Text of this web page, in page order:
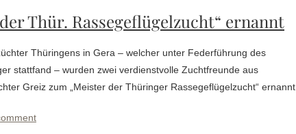
Thür. Rassegeflügelzucht“ ernannt
Thüringens in Gera – welcher unter Federführung des
stattfand – wurden zwei verdienstvolle Zuchtfreunde aus
Greiz zum „Meister der Thüringer Rassegeflügelzucht“ ernannt.